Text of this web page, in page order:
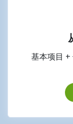
基本项目 +